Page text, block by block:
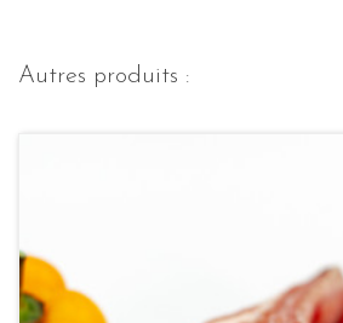
Autres produits :